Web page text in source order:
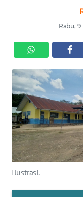
Rabu,
Ilustrasi.
KRIMINAL
EKUIN
SAINS-TEKNO
KESEHATAN
INTERNASIONAL